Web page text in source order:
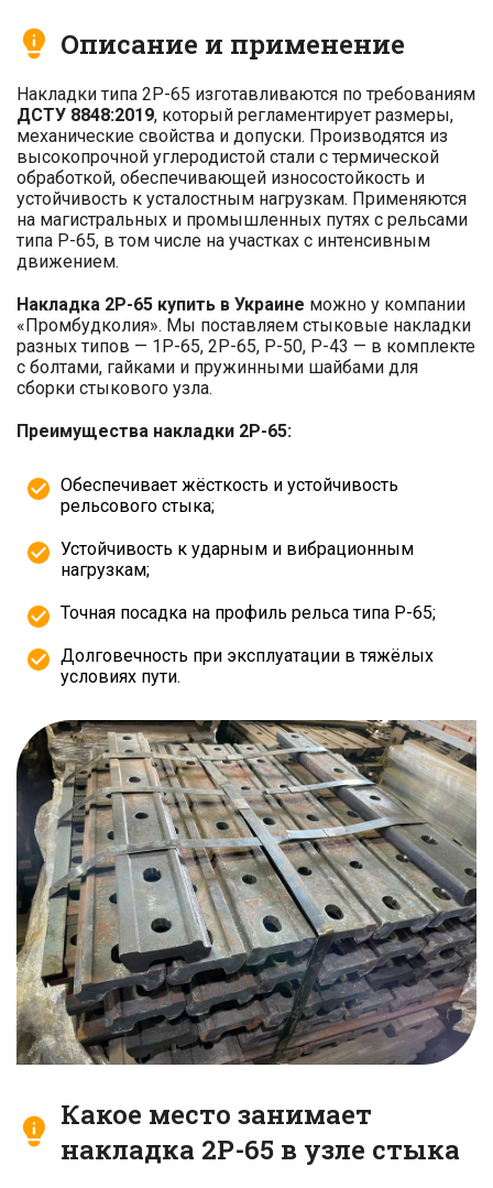
Описание и применение
Накладки типа 2Р-65 изготавливаются по требованиям
ДСТУ 8848:2019, который регламентирует размеры,
механические свойства и допуски. Производятся из
высокопрочной углеродистой стали с термической
обработкой, обеспечивающей износостойкость и
устойчивость к усталостным нагрузкам. Применяются
на магистральных и промышленных путях с рельсами
типа Р-65, в том числе на участках с интенсивным
движением.
Накладка 2Р-65 купить в Украине можно у компании
«Промбудколия». Мы поставляем стыковые накладки
разных типов — 1Р-65, 2Р-65, Р-50, Р-43 — в комплекте
с болтами, гайками и пружинными шайбами для
сборки стыкового узла.
Преимущества накладки 2Р-65:
Обеспечивает жёсткость и устойчивость
рельсового стыка;
Устойчивость к ударным и вибрационным
нагрузкам;
Точная посадка на профиль рельса типа Р-65;
Долговечность при эксплуатации в тяжёлых
условиях пути.
Какое место занимает
накладка 2Р-65 в узле стыка